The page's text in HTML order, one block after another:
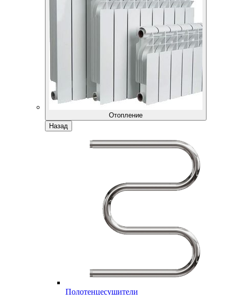
Отопление
Назад
Полотенцесушители